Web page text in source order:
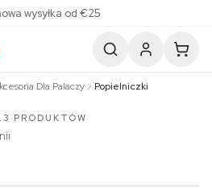
wysyłka od €25
Dla Palaczy Popielniczki
PRODUKTÓW